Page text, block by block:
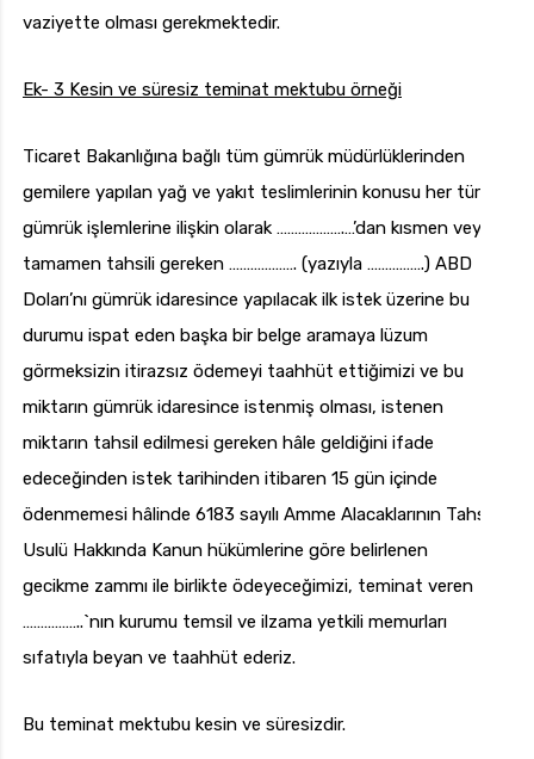
vaziyette olması gerekmektedir.
Ek- 3 Kesin ve süresiz teminat mektubu örneği
Ticaret Bakanlığına bağlı tüm gümrük müdürlüklerinden
gemilere yapılan yağ ve yakıt teslimlerinin konusu her türlü
gümrük işlemlerine ilişkin olarak ……………….…’dan kısmen veya
tamamen tahsili gereken ………………. (yazıyla …………….) ABD
Doları’nı gümrük idaresince yapılacak ilk istek üzerine bu
durumu ispat eden başka bir belge aramaya lüzum
görmeksizin itirazsız ödemeyi taahhüt ettiğimizi ve bu
miktarın gümrük idaresince istenmiş olması, istenen
miktarın tahsil edilmesi gereken hâle geldiğini ifade
edeceğinden istek tarihinden itibaren 15 gün içinde
ödenmemesi hâlinde 6183 sayılı Amme Alacaklarının Tahsil
Usulü Hakkında Kanun hükümlerine göre belirlenen
gecikme zammı ile birlikte ödeyeceğimizi, teminat veren
……………..`nın kurumu temsil ve ilzama yetkili memurları
sıfatıyla beyan ve taahhüt ederiz.
Bu teminat mektubu kesin ve süresizdir.